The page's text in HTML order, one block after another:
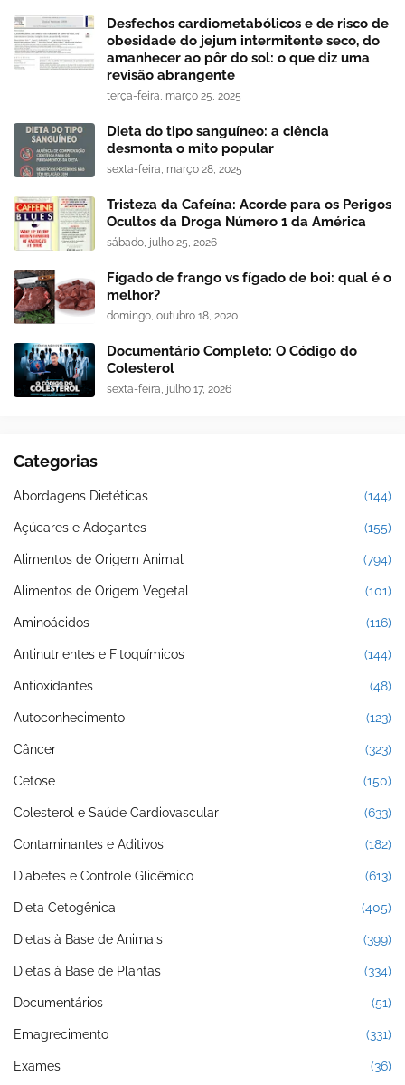
Desfechos cardiometabólicos e de risco de
obesidade do jejum intermitente seco, do
amanhecer ao pôr do sol: o que diz uma
revisão abrangente
terça-feira, março 25, 2025
Dieta do tipo sanguíneo: a ciência
desmonta o mito popular
sexta-feira, março 28, 2025
Tristeza da Cafeína: Acorde para os Perigos
Ocultos da Droga Número 1 da América
sábado, julho 25, 2026
Fígado de frango vs fígado de boi: qual é o
melhor?
domingo, outubro 18, 2020
Documentário Completo: O Código do
Colesterol
sexta-feira, julho 17, 2026
Categorias
Abordagens Dietéticas (144)
Açúcares e Adoçantes (155)
Alimentos de Origem Animal (794)
Alimentos de Origem Vegetal (101)
Aminoácidos (116)
Antinutrientes e Fitoquímicos (144)
Antioxidantes (48)
Autoconhecimento (123)
Câncer (323)
Cetose (150)
Colesterol e Saúde Cardiovascular (633)
Contaminantes e Aditivos (182)
Diabetes e Controle Glicêmico (613)
Dieta Cetogênica (405)
Dietas à Base de Animais (399)
Dietas à Base de Plantas (334)
Documentários (51)
Emagrecimento (331)
Exames (36)